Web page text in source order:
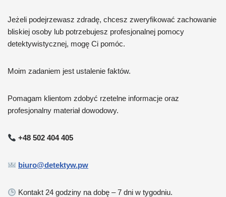
Jeżeli podejrzewasz zdradę, chcesz zweryfikować zachowanie
bliskiej osoby lub potrzebujesz profesjonalnej pomocy
detektywistycznej, mogę Ci pomóc.
Moim zadaniem jest ustalenie faktów.
Pomagam klientom zdobyć rzetelne informacje oraz
profesjonalny materiał dowodowy.
+48 502 404 405
biuro@detektyw.pw
Kontakt 24 godziny na dobę – 7 dni w tygodniu.